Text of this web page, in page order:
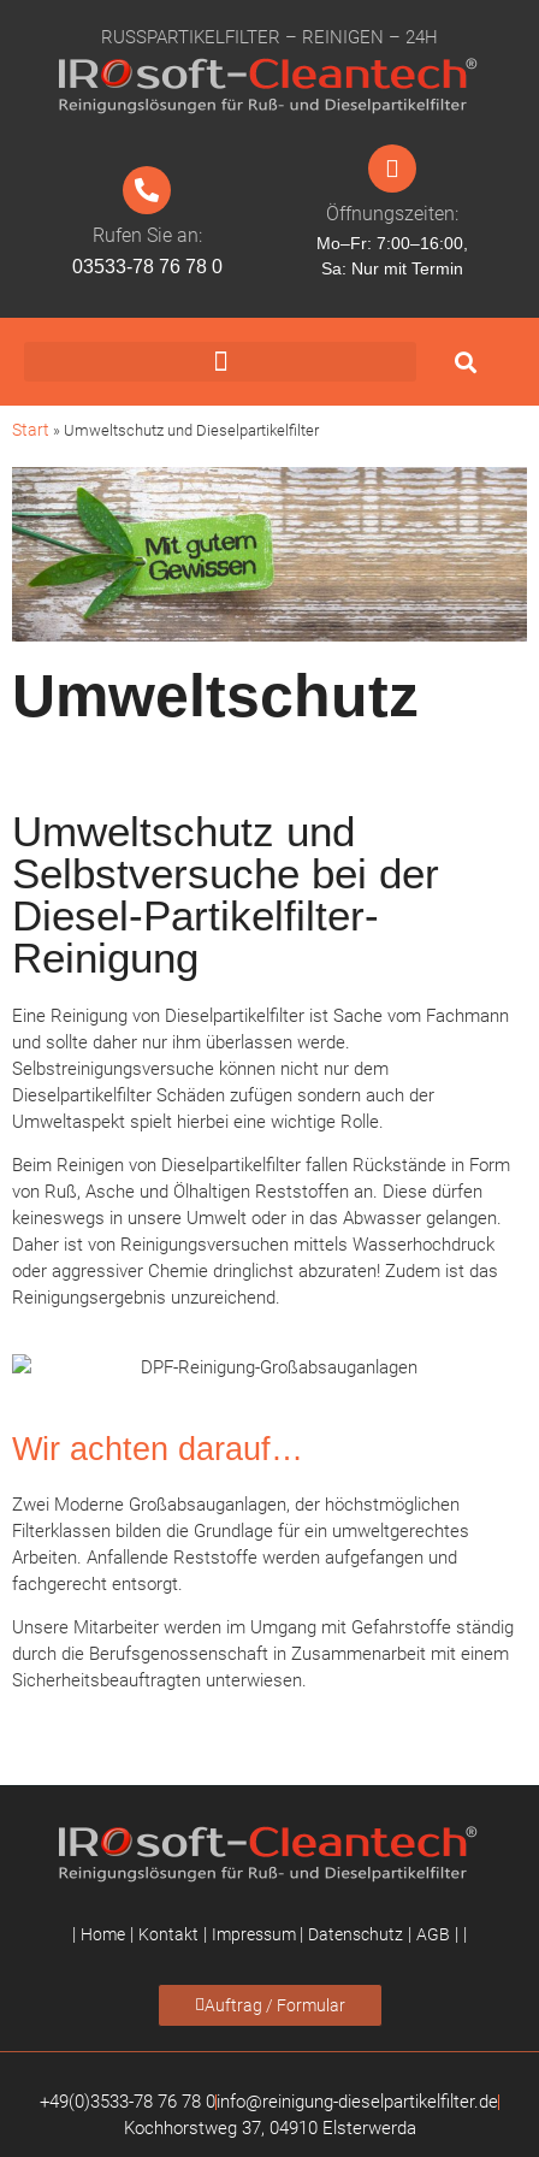
RUSSPARTIKELFILTER – REINIGEN – 24H
Rufen Sie an:
03533-78 76 78 0
Öffnungszeiten:
Mo–Fr: 7:00–16:00,
Sa: Nur mit Termin
Start » Umweltschutz und Dieselpartikelfilter
Umweltschutz
Umweltschutz und
Selbstversuche bei der
Diesel-Partikelfilter-
Reinigung
Eine Reinigung von Dieselpartikelfilter ist Sache vom Fachmann
und sollte daher nur ihm überlassen werde.
Selbstreinigungsversuche können nicht nur dem
Dieselpartikelfilter Schäden zufügen sondern auch der
Umweltaspekt spielt hierbei eine wichtige Rolle.
Beim Reinigen von Dieselpartikelfilter fallen Rückstände in Form
von Ruß, Asche und Ölhaltigen Reststoffen an. Diese dürfen
keineswegs in unsere Umwelt oder in das Abwasser gelangen.
Daher ist von Reinigungsversuchen mittels Wasserhochdruck
oder aggressiver Chemie dringlichst abzuraten! Zudem ist das
Reinigungsergebnis unzureichend.
Wir achten darauf…
Zwei Moderne Großabsauganlagen, der höchstmöglichen
Filterklassen bilden die Grundlage für ein umweltgerechtes
Arbeiten. Anfallende Reststoffe werden aufgefangen und
fachgerecht entsorgt.
Unsere Mitarbeiter werden im Umgang mit Gefahrstoffe ständig
durch die Berufsgenossenschaft in Zusammenarbeit mit einem
Sicherheitsbeauftragten unterwiesen.
Home Kontakt Impressum Datenschutz AGB
Auftrag / Formular
+49(0)3533-78 76 78 0info@reinigung-dieselpartikelfilter.de
Kochhorstweg 37, 04910 Elsterwerda